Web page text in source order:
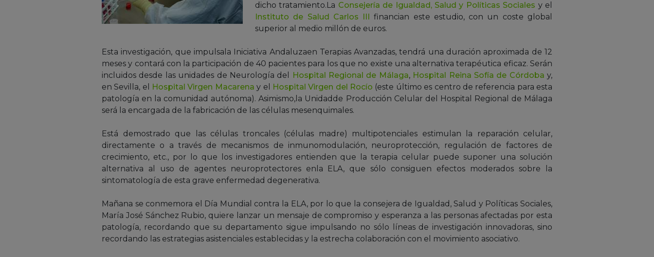
dicho tratamiento.La Consejería de Igualdad, Salud y Políticas Sociales y el
Instituto de Salud Carlos III financian este estudio, con un coste global
superior al medio millón de euros.
Esta investigación, que impulsala Iniciativa Andaluzaen Terapias Avanzadas, tendrá una duración aproximada de 12
meses y contará con la participación de 40 pacientes para los que no existe una alternativa terapéutica eficaz. Serán
incluidos desde las unidades de Neurología del
Hospital Regional de Málaga, Hospital Reina Sofía de Córdoba y,
en Sevilla, el Hospital Virgen Macarena y el Hospital Virgen del Rocío (este último es centro de referencia para esta
patología en la comunidad autónoma). Asimismo,la Unidadde Producción Celular del Hospital Regional de Málaga
será la encargada de la fabricación de las células mesenquimales.
Está demostrado que las células troncales (células madre) multipotenciales estimulan la reparación celular,
directamente o a través de mecanismos de inmunomodulación, neuroprotección, regulación de factores de
crecimiento, etc., por lo que los investigadores entienden que la terapia celular puede suponer una solución
alternativa al uso de agentes neuroprotectores enla ELA, que sólo consiguen efectos moderados sobre la
sintomatología de esta grave enfermedad degenerativa.
Mañana se conmemora el Día Mundial contra la ELA, por lo que la consejera de Igualdad, Salud y Políticas Sociales,
María José Sánchez Rubio, quiere lanzar un mensaje de compromiso y esperanza a las personas afectadas por esta
patología, recordando que su departamento sigue impulsando no sólo líneas de investigación innovadoras, sino
recordando las estrategias asistenciales establecidas y la estrecha colaboración con el movimiento asociativo.